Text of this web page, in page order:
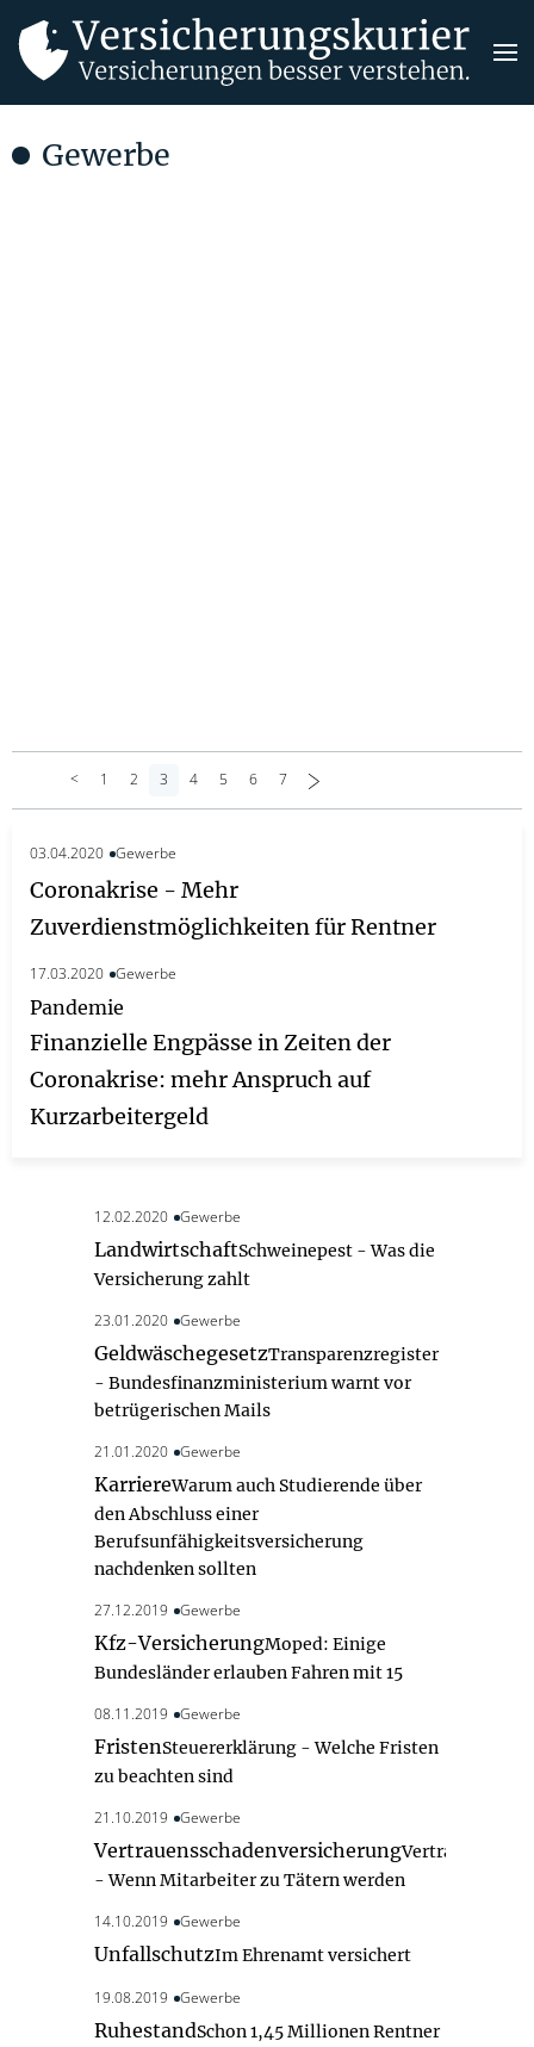
Gewerbe
< 1 2 3 4 5 6 7 >
03.04.2020 Gewerbe
Coronakrise - Mehr
Zuverdienstmöglichkeiten für Rentner
17.03.2020 Gewerbe
Pandemie
Finanzielle Engpässe in Zeiten der
Coronakrise: mehr Anspruch auf
Kurzarbeitergeld
12.02.2020 Gewerbe
LandwirtschaftSchweinepest - Was die
Versicherung zahlt
23.01.2020 Gewerbe
GeldwäschegesetzTransparenzregister
- Bundesfinanzministerium warnt vor
betrügerischen Mails
21.01.2020 Gewerbe
KarriereWarum auch Studierende über
den Abschluss einer
Berufsunfähigkeitsversicherung
nachdenken sollten
27.12.2019 Gewerbe
Kfz-VersicherungMoped: Einige
Bundesländer erlauben Fahren mit 15
08.11.2019 Gewerbe
FristenSteuererklärung - Welche Fristen
zu beachten sind
21.10.2019 Gewerbe
Vertrauensschadenversicherung
- Wenn Mitarbeiter zu Tätern werden
14.10.2019 Gewerbe
UnfallschutzIm Ehrenamt versichert
19.08.2019 Gewerbe
RuhestandSchon 1,45 Millionen Rentner